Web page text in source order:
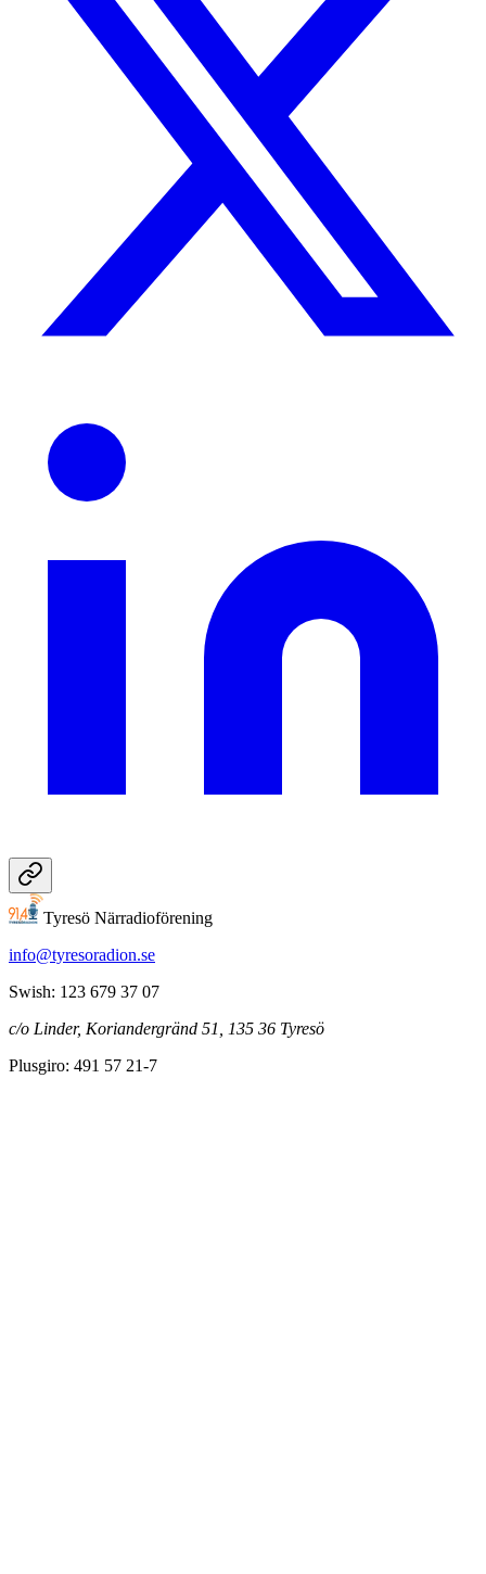
Tyresö Närradioförening
info@tyresoradion.se
Swish: 123 679 37 07
c/o Linder, Koriandergränd 51, 135 36 Tyresö
Plusgiro: 491 57 21-7